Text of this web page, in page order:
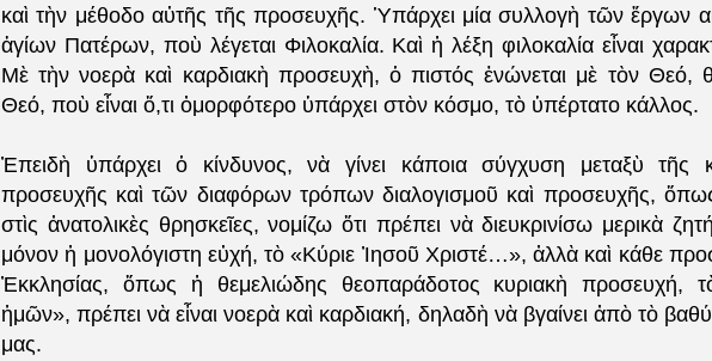
καὶ τὴν μέθοδο αὐτῆς τῆς προσευχῆς. Ὑπάρχει μία συλλογὴ τῶν ἔργων
ἁγίων Πατέρων, ποὺ λέγεται Φιλοκαλία. Καὶ ἡ λέξη φιλοκαλία εἶναι
Μὲ τὴν νοερὰ καὶ καρδιακὴ προσευχὴ, ὁ πιστός ἑνώνεται μὲ τὸν Θεό,
Θεό, ποὺ εἶναι ὅ,τι ὀμορφότερο ὑπάρχει στὸν κόσμο, τὸ ὑπέρτατο κάλλος.
Ἐπειδὴ ὑπάρχει ὁ κίνδυνος, νὰ γίνει κάποια σύγχυση μεταξὺ τῆς
προσευχῆς καὶ τῶν διαφόρων τρόπων διαλογισμοῦ καὶ προσευχῆς, ὅπως
στὶς ἀνατολικὲς θρησκεῖες, νομίζω ὅτι πρέπει νὰ διευκρινίσω μερικὰ
μόνον ἡ μονολόγιστη εὐχή, τὸ «Κύριε Ἰησοῦ Χριστέ…», ἀλλὰ καὶ κάθε
Ἐκκλησίας, ὅπως ἡ θεμελιώδης θεοπαράδοτος κυριακὴ προσευχή,
ἡμῶν», πρέπει νὰ εἶναι νοερὰ καὶ καρδιακή, δηλαδὴ νὰ βγαίνει ἀπὸ τὸ
μας.